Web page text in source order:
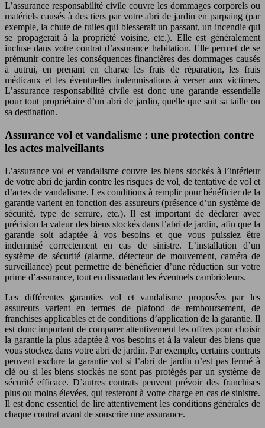
L’assurance responsabilité civile couvre les dommages corporels ou
matériels causés à des tiers par votre abri de jardin en parpaing (par
exemple, la chute de tuiles qui blesserait un passant, un incendie qui
se propagerait à la propriété voisine, etc.). Elle est généralement
incluse dans votre contrat d’assurance habitation. Elle permet de se
prémunir contre les conséquences financières des dommages causés
à autrui, en prenant en charge les frais de réparation, les frais
médicaux et les éventuelles indemnisations à verser aux victimes.
L’assurance responsabilité civile est donc une garantie essentielle
pour tout propriétaire d’un abri de jardin, quelle que soit sa taille ou
sa destination.
Assurance vol et vandalisme : une protection contre
les actes malveillants
L’assurance vol et vandalisme couvre les biens stockés à l’intérieur
de votre abri de jardin contre les risques de vol, de tentative de vol et
d’actes de vandalisme. Les conditions à remplir pour bénéficier de la
garantie varient en fonction des assureurs (présence d’un système de
sécurité, type de serrure, etc.). Il est important de déclarer avec
précision la valeur des biens stockés dans l’abri de jardin, afin que la
garantie soit adaptée à vos besoins et que vous puissiez être
indemnisé correctement en cas de sinistre. L’installation d’un
système de sécurité (alarme, détecteur de mouvement, caméra de
surveillance) peut permettre de bénéficier d’une réduction sur votre
prime d’assurance, tout en dissuadant les éventuels cambrioleurs.
Les différentes garanties vol et vandalisme proposées par les
assureurs varient en termes de plafond de remboursement, de
franchises applicables et de conditions d’application de la garantie. Il
est donc important de comparer attentivement les offres pour choisir
la garantie la plus adaptée à vos besoins et à la valeur des biens que
vous stockez dans votre abri de jardin. Par exemple, certains contrats
peuvent exclure la garantie vol si l’abri de jardin n’est pas fermé à
clé ou si les biens stockés ne sont pas protégés par un système de
sécurité efficace. D’autres contrats peuvent prévoir des franchises
plus ou moins élevées, qui resteront à votre charge en cas de sinistre.
Il est donc essentiel de lire attentivement les conditions générales de
chaque contrat avant de souscrire une assurance.